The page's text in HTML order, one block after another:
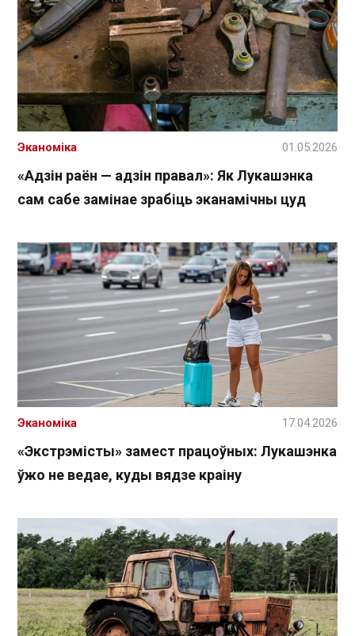
«Адзін раён — адзін правал»: Як Лукашэнка
сам сабе замінае зрабіць эканамічны цуд
Эканоміка 01.05.2026
«Экстрэмісты» замест працоўных: Лукашэнка
ўжо не ведае, куды вядзе краіну
Эканоміка 17.04.2026